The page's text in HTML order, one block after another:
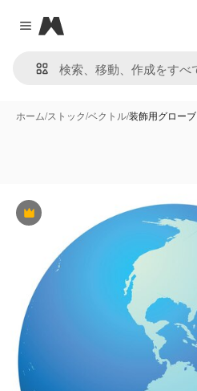
Close menu
Magnific
ホーム/ストック/ベクトル/装飾用グローブ
Premium